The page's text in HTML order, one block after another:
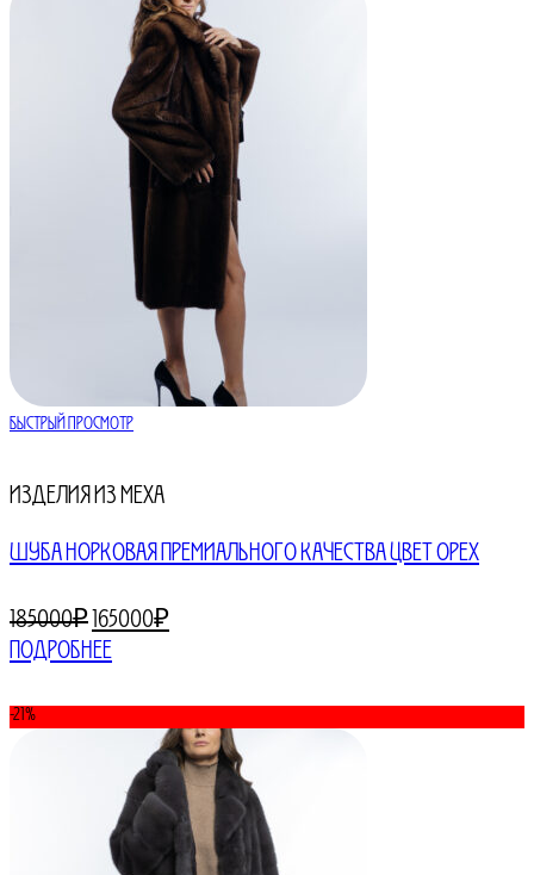
Быстрый просмотр
Изделия из меха
ШУБА НОРКОВАЯ ПРЕМИАЛЬНОГО КАЧЕСТВА ЦВЕТ ОРЕХ
185000₽Первоначальная
цена
185000₽.
165000₽Текущая
Подробнее
-21%